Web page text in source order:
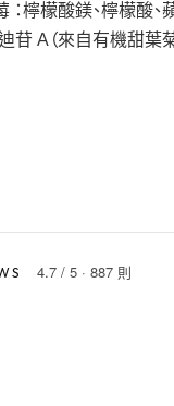
：檸檬酸鎂、檸檬酸、
苷 A（來自有機甜葉
4.7/ 5· 887 則